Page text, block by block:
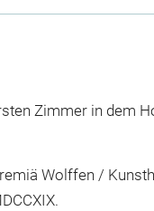
Zimmer in dem
Wolffen /